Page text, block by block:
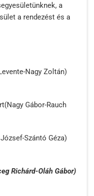
a
a rendezést és a
Nagy Zoltán)
Gábor-Rauch
Szántó Géza)
Richárd-Oláh Gábor)